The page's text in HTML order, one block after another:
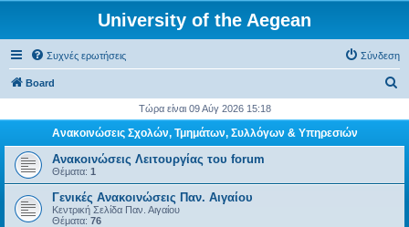
University of the Aegean
Συχνές ερωτήσεις Σύνδεση
Board
ζ
Τώρα είναι 09 Αύγ 2026 15:18
Ανακοινώσεις Σχολών, Τμημάτων, Συλλόγων & Υπηρεσιών
Ανακοινώσεις Λειτουργίας του forum
Θέματα: 1
Γενικές Ανακοινώσεις Παν. Αιγαίου
Κεντρική Σελίδα Παν. Αιγαίου
Θέματα: 76